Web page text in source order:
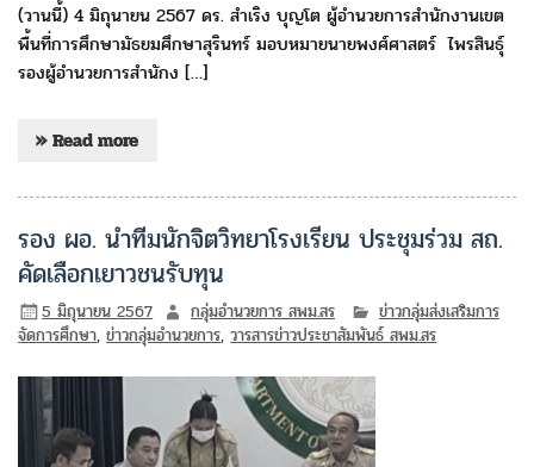
(วานนี้) 4 มิถุนายน 2567 ดร. สำเริง บุญโต ผู้อำนวยการสำนักงานเขต
พื้นที่การศึกษามัธยมศึกษาสุรินทร์ มอบหมายนายพงศ์ศาสตร์ ไพรสินธุ์
รองผู้อำนวยการสำนักง […]
» Read more
รอง ผอ. นำทีมนักจิตวิทยาโรงเรียน ประชุมร่วม สถ.
คัดเลือกเยาวชนรับทุน
5 มิถุนายน 2567 กลุ่มอำนวยการ สพม.สร
ข่าวกลุ่มส่งเสริมการ
จัดการศึกษา,ข่าวกลุ่มอำนวยการ,วารสารข่าวประชาสัมพันธ์ สพม.สร